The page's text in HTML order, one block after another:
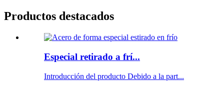
Productos destacados
Especial retirado a frí...
Introducción del producto Debido a la part...